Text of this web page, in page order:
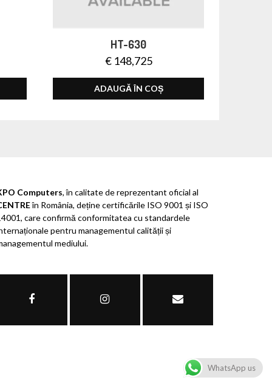
HT-630
€148,725
ADAUGĂ ÎN COȘ
Computers, în calitate de reprezentant oficial al
în România, deține certificările ISO 9001 și ISO
care confirmă conformitatea cu standardele
pentru managementul calității și
mediului.
WhatsApp us